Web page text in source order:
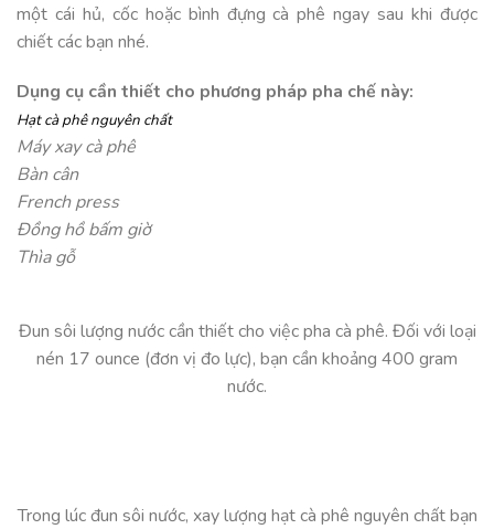
một cái hủ, cốc hoặc bình đựng cà phê ngay sau khi được
chiết các bạn nhé.
Dụng cụ cần thiết cho phương pháp pha chế này:
Hạt cà phê nguyên chất
Máy xay cà phê
Bàn cân
French press
Đồng hồ bấm giờ
Thìa gỗ
Đun sôi lượng nước cần thiết cho việc pha cà phê. Đối với loại
nén 17 ounce (đơn vị đo lực), bạn cần khoảng 400 gram
nước.
Trong lúc đun sôi nước, xay lượng hạt cà phê nguyên chất bạn